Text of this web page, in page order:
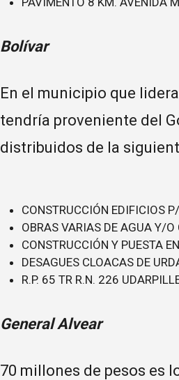
Bolívar
En el municipio que
tendría proveniente del
distribuidos de la
CONSTRUCCIÓN EDIFICIOS
OBRAS VARIAS DE AGUA Y/
CONSTRUCCIÓN Y PUESTA
DESAGUES CLOACAS DE
R.P. 65 TR R.N. 226
General Alvear
70 millones de pesos es